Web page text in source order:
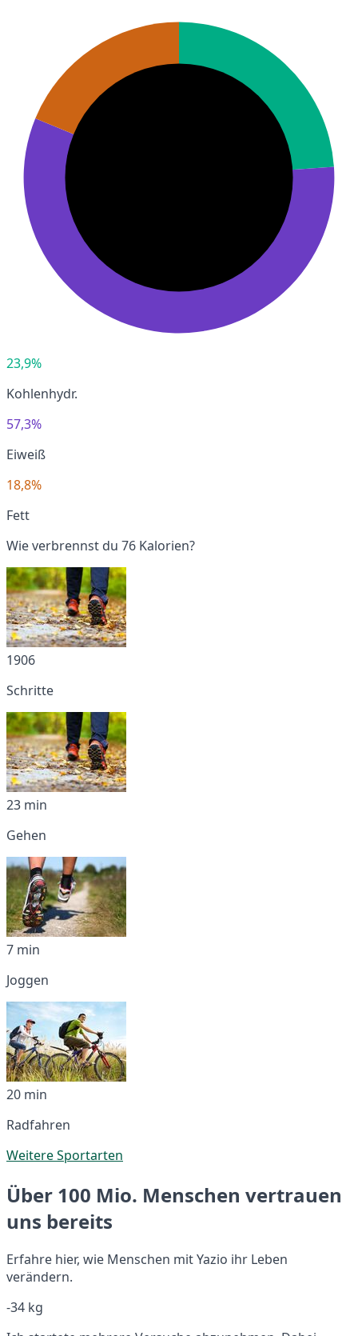
23,9%
Kohlenhydr.
57,3%
Eiweiß
18,8%
Fett
Wie verbrennst du 76 Kalorien?
1906
Schritte
23 min
Gehen
7 min
Joggen
20 min
Radfahren
Weitere Sportarten
Über 100 Mio. Menschen vertrauen
uns bereits
Erfahre hier, wie Menschen mit Yazio ihr Leben
verändern.
-34 kg